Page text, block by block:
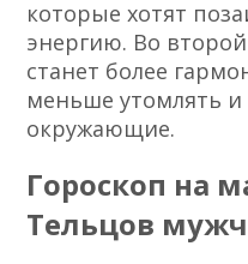
которые хотят
энергию. Во
станет более
меньше утомлять и
окружающие.
Гороскоп на
Тельцов